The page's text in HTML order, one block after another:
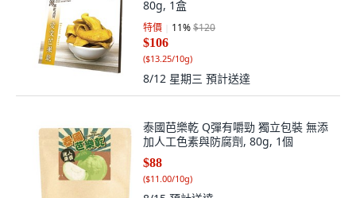
80g, 1盒
特價 11%$120
$106
($13.25/10g)
8/12 星期三 預計送達
泰國芭樂乾 Q彈有嚼勁 獨立包裝 無添
加人工色素與防腐劑, 80g, 1個
$88
($11.00/10g)